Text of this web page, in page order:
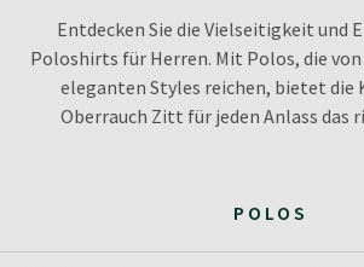
Entdecken Sie die Vielseitigkeit und
Poloshirts für Herren. Mit Polos, die
eleganten Styles reichen, bietet die
Oberrauch Zitt für jeden Anlass das
POLOS